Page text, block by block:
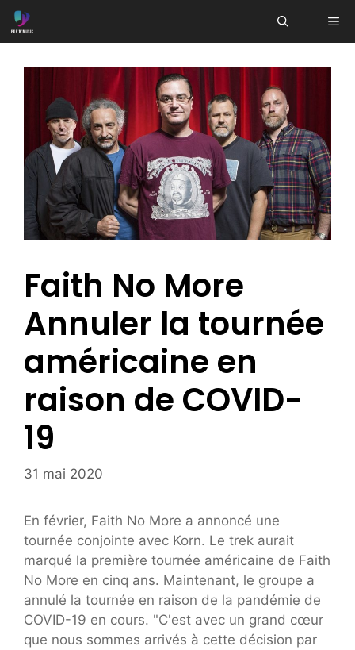
Aller
au
Faith No More
Annuler la tournée
américaine en
raison de COVID-
19
31 mai 2020
En février, Faith No More a annoncé une
tournée conjointe avec Korn. Le trek aurait
marqué la première tournée américaine de Faith
No More en cinq ans. Maintenant, le groupe a
annulé la tournée en raison de la pandémie de
COVID-19 en cours. "C'est avec un grand cœur
que nous sommes arrivés à cette décision par